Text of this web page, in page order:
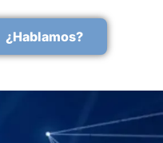
¿Hablamos?